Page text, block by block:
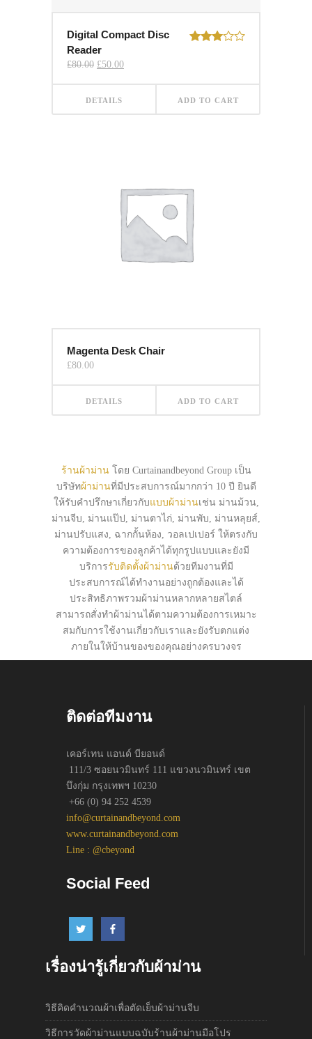
Digital Compact Disc
Reader
5
£80.00 Original
was:
£50.00Current
is:
DETAILS ADD TO CART
Magenta Desk Chair
£80.00
DETAILS ADD TO CART
ร้านผ้าม่านโดย Curtainandbeyond Group เป็น
บริษัทผ้าม่านที่มีประสบการณ์มากกว่า 10 ปี ยินดี
ให้รับคำปรึกษาเกี่ยวกับแบบผ้าม่านเช่น ม่านม้วน,
ม่านจีบ, ม่านแป๊ป, ม่านตาไก่, ม่านพับ, ม่านหลุยส์,
ม่านปรับแสง, ฉากกั้นห้อง, วอลเปเปอร์ ให้ตรงกับ
ความต้องการของลูกค้าได้ทุกรูปแบบและยังมี
บริการรับติดตั้งผ้าม่านด้วยทีมงานที่มี
ประสบการณ์ได้ทำงานอย่างถูกต้องและได้
ประสิทธิภาพรวมผ้าม่านหลากหลายสไตล์
สามารถสั่งทำผ้าม่านได้ตามความต้องการเหมาะ
สมกับการใช้งานเกี่ยวกับเราและยังรับตกแต่ง
ภายในให้บ้านของของคุณอย่างครบวงจร
ติดต่อทีมงาน
เคอร์เทน แอนด์ บียอนด์
111/3 ซอยนวมินทร์ 111 แขวงนวมินทร์ เขต
บึงกุ่ม กรุงเทพฯ 10230
+66 (0) 94 252 4539
info@curtainandbeyond.com
www.curtainandbeyond.com
Line : @cbeyond
Social Feed
เรื่องน่ารู้เกี่ยวกับผ้าม่าน
วิธีคิดคำนวณผ้าเพื่อตัดเย็บผ้าม่านจีบ
วิธีการวัดผ้าม่านแบบฉบับร้านผ้าม่านมือโปร